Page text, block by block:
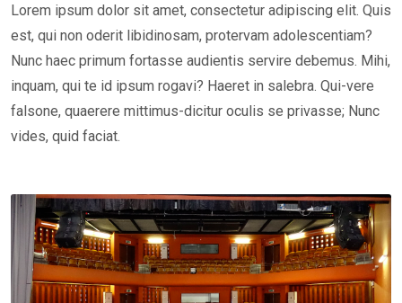
Lorem ipsum dolor sit amet, consectetur adipiscing elit. Quis
est, qui non oderit libidinosam, protervam adolescentiam?
Nunc haec primum fortasse audientis servire debemus. Mihi,
inquam, qui te id ipsum rogavi? Haeret in salebra. Qui-vere
falsone, quaerere mittimus-dicitur oculis se privasse; Nunc
vides, quid faciat.